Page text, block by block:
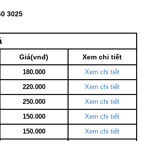
3025
Giá(vnđ) Xem chi tiết
180.000
Xem chi tiết
220.000
Xem chi tiết
250.000
Xem chi tiết
150.000
Xem chi tiết
150.000
Xem chi tiết